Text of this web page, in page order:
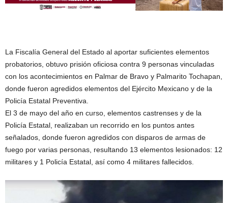
La Fiscalía General del Estado al aportar suficientes elementos
probatorios, obtuvo prisión oficiosa contra 9 personas vinculadas
con los acontecimientos en Palmar de Bravo y Palmarito Tochapan,
donde fueron agredidos elementos del Ejército Mexicano y de la
Policía Estatal Preventiva.
El 3 de mayo del año en curso, elementos castrenses y de la
Policía Estatal, realizaban un recorrido en los puntos antes
señalados, donde fueron agredidos con disparos de armas de
fuego por varias personas, resultando 13 elementos lesionados: 12
militares y 1 Policía Estatal, así como 4 militares fallecidos.